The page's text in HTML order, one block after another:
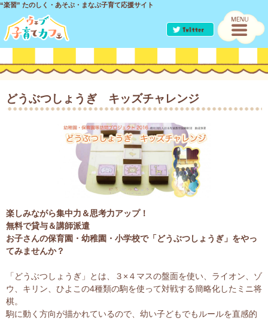
“楽習” たのしく・あそぶ・まなぶ子育て応援サイト
どうぶつしょうぎ キッズチャレンジ
楽しみながら集中力＆思考力アップ！
無料で貸与＆講師派遣
お子さんの保育園・幼稚園・小学校で「どうぶつしょうぎ」をやっ
てみませんか？
「どうぶつしょうぎ」とは、３×４マスの盤面を使い、ライオン、ゾ
ウ、キリン、ひよこの4種類の駒を使って対戦する簡略化したミニ将
棋。
駒に動く方向が描かれているので、幼い子どもでもルールを直感的